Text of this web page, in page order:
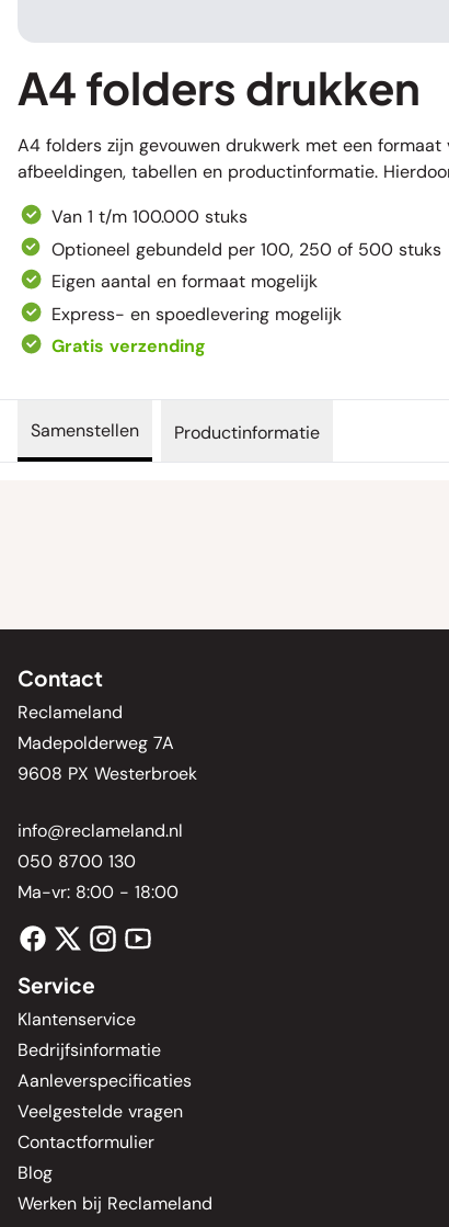
A4 folders drukken
A4 folders zijn gevouwen drukwerk met een
afbeeldingen, tabellen en productinformatie.
Van 1 t/m 100.000 stuks
Optioneel gebundeld per 100, 250 of 500 stuks
Eigen aantal en formaat mogelijk
Express- en spoedlevering mogelijk
Gratis verzending
Samenstellen Productinformatie
Contact
Reclameland
Madepolderweg 7A
9608 PX Westerbroek
info@reclameland.nl
050 8700 130
Ma-vr: 8:00 - 18:00
Service
Klantenservice
Bedrijfsinformatie
Aanleverspecificaties
Veelgestelde vragen
Contactformulier
Blog
Werken bij Reclameland